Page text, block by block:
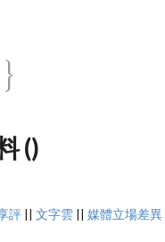
()
評 || 文字雲 || 媒體立場差異